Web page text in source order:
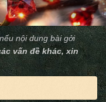
nội dung bài gởi
vấn đề khác, xin